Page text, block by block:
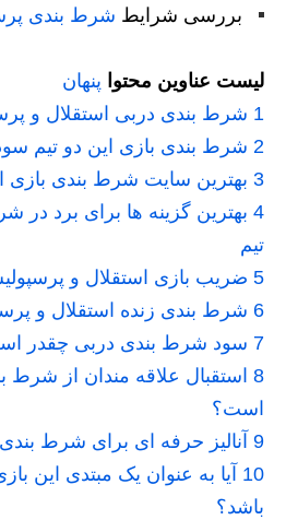
بررسی شرایط شرط بندی
لیست عناوین محتوا پنهان
1 شرط بندی دربی استقلال و
2 شرط بندی بازی این دو تیم
3 بهترین سایت شرط بندی بازی
4 بهترین گزینه ها برای برد در
تیم
5 ضریب بازی استقلال و
6 شرط بندی زنده استقلال و
7 سود شرط بندی دربی چقدر
8 استقبال علاقه مندان از شرط
است؟
9 آنالیز حرفه ای برای شرط
10 آیا به عنوان یک مبتدی این
باشد؟